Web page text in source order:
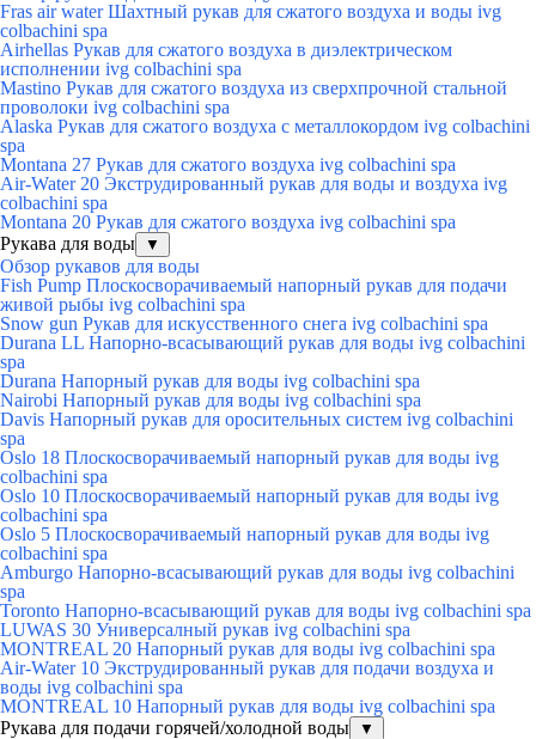
Fras air water Шахтный рукав для сжатого воздуха и воды ivg
colbachini spa
Airhellas Рукав для сжатого воздуха в диэлектрическом
исполнении ivg colbachini spa
Mastino Рукав для сжатого воздуха из сверхпрочной стальной
проволоки ivg colbachini spa
Alaska Рукав для сжатого воздуха с металлокордом ivg colbachini
spa
Montana 27 Рукав для сжатого воздуха ivg colbachini spa
Air-Water 20 Экструдированный рукав для воды и воздуха ivg
colbachini spa
Montana 20 Рукав для сжатого воздуха ivg colbachini spa
Рукава для воды
▼
Обзор рукавов для воды
Fish Pump Плоскосворачиваемый напорный рукав для подачи
живой рыбы ivg colbachini spa
Snow gun Рукав для искусственного снега ivg colbachini spa
Durana LL Напорно-всасывающий рукав для воды ivg colbachini
spa
Durana Напорный рукав для воды ivg colbachini spa
Nairobi Напорный рукав для воды ivg colbachini spa
Davis Напорный рукав для оросительных систем ivg colbachini
spa
Oslo 18 Плоскосворачиваемый напорный рукав для воды ivg
colbachini spa
Oslo 10 Плоскосворачиваемый напорный рукав для воды ivg
colbachini spa
Oslo 5 Плоскосворачиваемый напорный рукав для воды ivg
colbachini spa
Amburgo Напорно-всасывающий рукав для воды ivg colbachini
spa
Toronto Напорно-всасывающий рукав для воды ivg colbachini spa
LUWAS 30 Универсалный рукав ivg colbachini spa
MONTREAL 20 Напорный рукав для воды ivg colbachini spa
Air-Water 10 Экструдированный рукав для подачи воздуха и
воды ivg colbachini spa
MONTREAL 10 Напорный рукав для воды ivg colbachini spa
Рукава для подачи горячей/холодной воды
▼